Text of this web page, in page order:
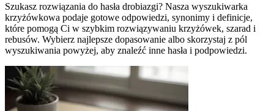
Szukasz rozwiązania do hasła drobiazgi? Nasza wyszukiwarka
krzyżówkowa podaje gotowe odpowiedzi, synonimy i definicje,
które pomogą Ci w szybkim rozwiązywaniu krzyżówek, szarad i
rebusów. Wybierz najlepsze dopasowanie albo skorzystaj z pól
wyszukiwania powyżej, aby znaleźć inne hasła i podpowiedzi.